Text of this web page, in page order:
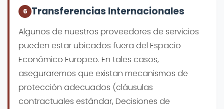
6 Transferencias Internacionales
Algunos de nuestros proveedores de servicios
pueden estar ubicados fuera del Espacio
Económico Europeo. En tales casos,
aseguraremos que existan mecanismos de
protección adecuados (cláusulas
contractuales estándar, Decisiones de